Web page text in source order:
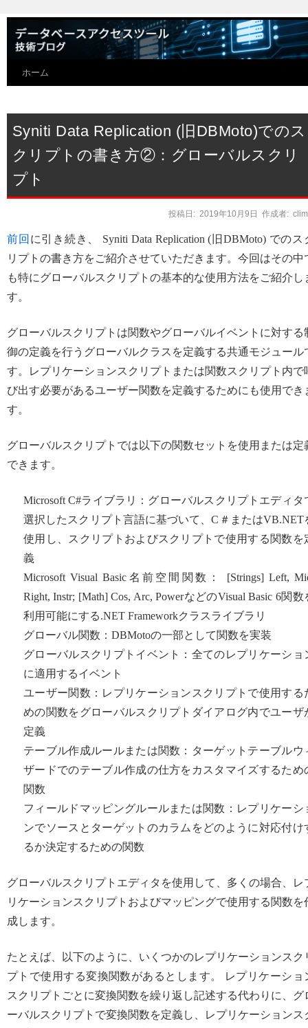
ホーム
Syniti Data Replication (旧DBMoto)でのス
クリプトの書き方②：グローバルスクリ
プト
投稿日: 2019年10月9日 作成者:
前回 に引き続き、 Syniti Data Replication (旧DBMoto) でのス
リプトの書き方をご紹介させていただきます。今回はその中
も特にグローバルスクリプトの基本的な使用方法をご紹介し
す。
グローバルスクリプトは関数やグローバルイベントに対する
御の定義を行うグローバルクラスを定義する共通モジュール
す。レプリケーションスクリプトまたは関数スクリプト内で
び出す必要があるユーザー関数を定義するためにも使用でき
す。
グローバルスクリプトでは以下の関数セットを使用または定
できます。
Microsoft C#ライブラリ：グローバルスクリプトエディタ
選択したスクリプト言語に基づいて、C＃またはVB.NET
使用し、スクリプトおよびスクリプトで使用する関数を
義
Microsoft Visual Basic名前空間関数： [Strings] Left,
Right, Instr; [Math] Cos, Arc, PowerなどのVisual Basic 6関数
利用可能にする.NET Frameworkクラスライブラリ
グローバル関数：DBMotoの一部として関数を実装
グローバルスクリプトイベント：全てのレプリケーショ
に適用するイベント
ユーザー関数：レプリケーションスクリプトで使用する
めの関数をグローバルスクリプトダイアログ内でユーザ
定義
テーブル作成ルールまたは関数：ターゲットテーブルウ
ザードでのテーブル作成の仕方をカスタマイズするため
関数
フィールドマッピングルールまたは関数：レプリケーシ
ンでソースとターゲットのカラムをどのように対応付け
るか決定するための関数
グローバルスクリプトエディタを使用して、多くの場合、レ
リケーションスクリプトおよびマッピングで使用する関数を
成します。
たとえば、以下のように、いくつかのレプリケーションスク
プトで使用する変換関数があるとします。 レプリケーショ
スクリプトごとに変換関数を繰り返し記述する代わりに、グ
ーバルスクリプトで変換関数を定義し、レプリケーションス